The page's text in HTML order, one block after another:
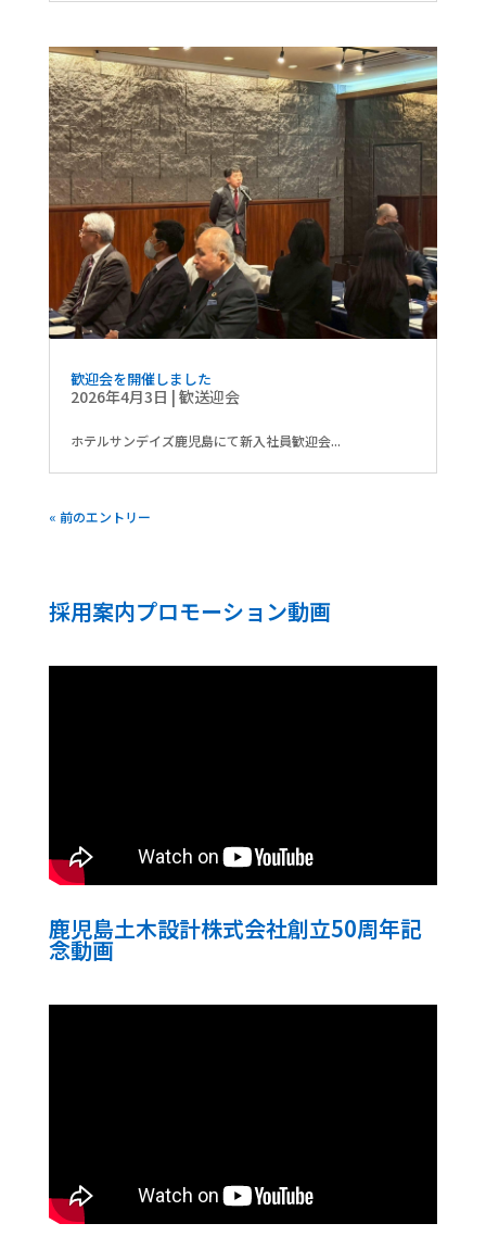
歓迎会を開催しました
2026年4月3日 | 歓送迎会
ホテルサンデイズ鹿児島にて新入社員歓迎会...
« 前のエントリー
採用案内プロモーション動画
鹿児島土木設計株式会社創立50周年記
念動画